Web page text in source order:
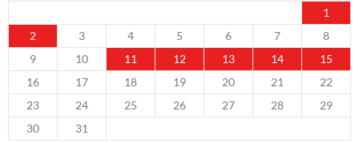
1
2
3 4 5 6 7
8
9
10 11 12 13 14
15
16
17 18 19 20 21
22
23
24 25 26 27 28
29
30
31